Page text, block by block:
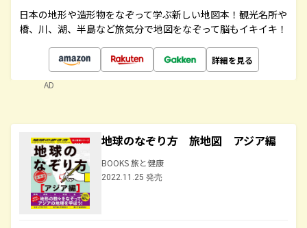
日本の地形や造形物をなぞって学ぶ新しい地図本！観光名所や
橋、川、湖、半島など旅気分で地図をなぞって脳もイキイキ！
詳細を見る
AD
地球のなぞり方 旅地図 アジア編
BOOKS 旅と健康
2022.11.25 発売